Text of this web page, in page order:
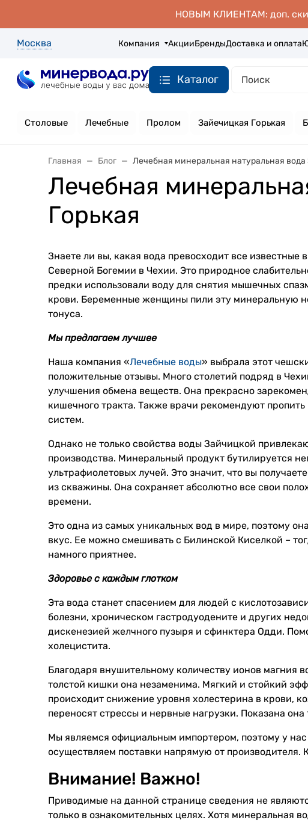
НОВЫМ КЛИЕНТАМ: доп.
Москва Компания АкцииБрендыДоставка и оплата
Каталог
Столовые Лечебные Пролом Зайечицкая Горькая
Главная Блог Лечебная минеральная натуральная
Лечебная
Горькая
Знаете ли вы, какая вода превосходит все известные
Северной Богемии в Чехии. Это природное
предки использовали воду для снятия мышечных
крови. Беременные женщины пили эту минеральную
тонуса.
Мы предлагаем лучшее
Наша компания «Лечебные воды» выбрала этот
положительные отзывы. Много столетий подряд в
улучшения обмена веществ. Она прекрасно
кишечного тракта. Также врачи рекомендуют
систем.
Однако не только свойства воды Зайчицкой
производства. Минеральный продукт бутилируется
ультрафиолетовых лучей. Это значит, что вы
из скважины. Она сохраняет абсолютно все свои
времени.
Это одна из самых уникальных вод в мире, поэтому
вкус. Ее можно смешивать с Билинской Киселкой –
намного приятнее.
Здоровье с каждым глотком
Эта вода станет спасением для людей с
болезни, хроническом гастродуодените и других
дискенезией желчного пузыря и сфинктера Одди.
холецистита.
Благодаря внушительному количеству ионов магния
толстой кишки она незаменима. Мягкий и стойкий
происходит снижение уровня холестерина в крови,
переносят стрессы и нервные нагрузки. Показана
Мы являемся официальным импортером, поэтому у
осуществляем поставки напрямую от производителя.
Внимание! Важно!
Приводимые на данной странице сведения не
только в ознакомительных целях. Хотя минеральная